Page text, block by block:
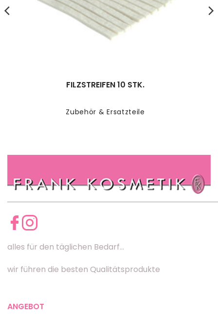
Zubehör & Ersatzteile
FILZSTREIFEN 10 STK.
alles für den täglichen Bedarf...
wir führen die besten Qualitätsprodukte
ANGEBOT